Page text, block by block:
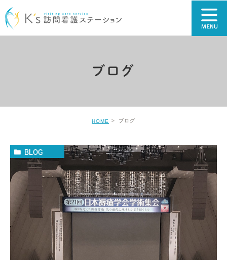
ブログ
HOME ブログ
BLOG